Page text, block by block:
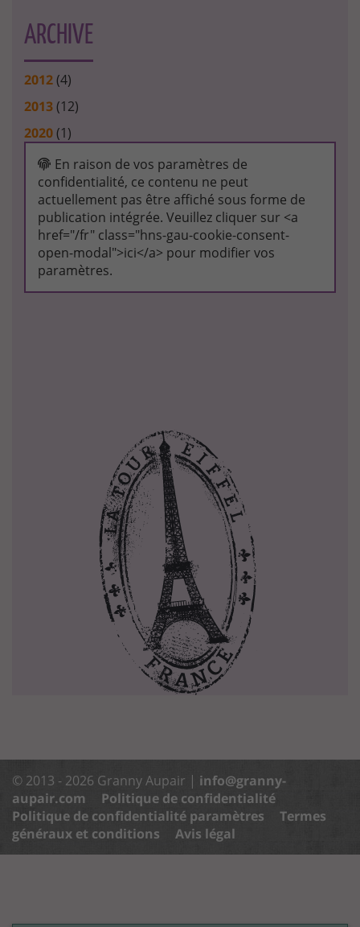
ARCHIVE
2012(4)
2013(12)
2020(1)
En raison de vos paramètres de
confidentialité, ce contenu ne peut
actuellement pas être affiché sous forme de
publication intégrée. Veuillez cliquer sur <a
href="/fr" class="hns-gau-cookie-consent-
open-modal">ici</a> pour modifier vos
paramètres.
© 2013 - 2026 Granny Aupair | info@granny-
aupair.com
Politique de confidentialité
Politique de confidentialité paramètres
Termes
généraux et conditions
Avis légal